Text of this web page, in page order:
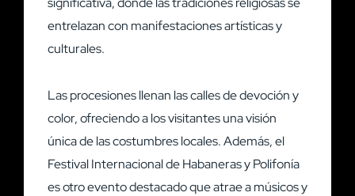
entrelazan con manifestaciones artísticas y
culturales.
Las procesiones llenan las calles de devoción y
color, ofreciendo a los visitantes una visión
única de las costumbres locales. Además, el
Festival Internacional de Habaneras y Polifonía
es otro evento destacado que atrae a músicos y